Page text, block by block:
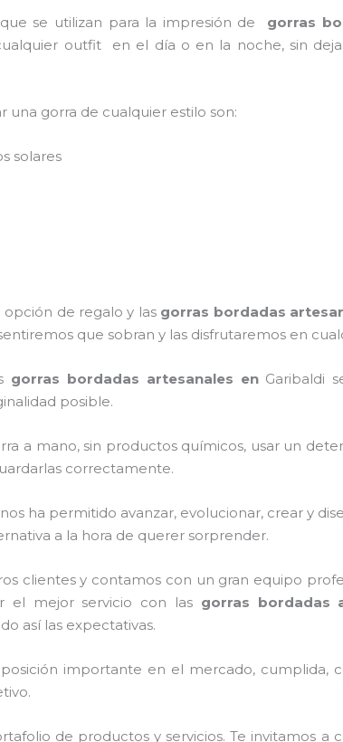
se utilizan para la impresión de gorras
outfit en el día o en la noche, sin
una gorra de cualquier estilo son:
solares
opción de regalo y las gorras bordadas
que sobran y las disfrutaremos en
gorras bordadas artesanales en Garibaldi
posible.
a mano, sin productos químicos, usar un
correctamente.
ha permitido avanzar, evolucionar, crear y
a la hora de querer sorprender.
clientes y contamos con un gran equipo
el mejor servicio con las gorras bordadas
así las expectativas.
importante en el mercado, cumplida,
de productos y servicios. Te invitamos